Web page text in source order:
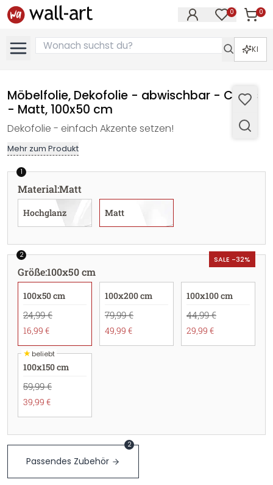
0 0
KI
Möbelfolie, Dekofolie - abwischbar - Citrus
- Matt, 100x50 cm
Dekofolie - einfach Akzente setzen!
Mehr zum Produkt
1
Material:Matt
Hochglanz Matt
SALE -32%
2
Größe:100x50 cm
100x50 cm
24,99 €
16,99 €
100x200 cm
79,99 €
49,99 €
100x100 cm
44,99 €
29,99 €
★beliebt
100x150 cm
59,99 €
39,99 €
Passendes Zubehör
2